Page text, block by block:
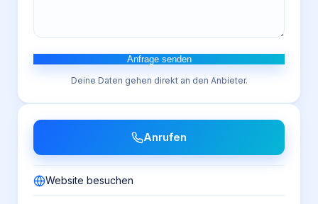
Anfrage senden
Deine Daten gehen direkt an den Anbieter.
Anrufen
Website besuchen